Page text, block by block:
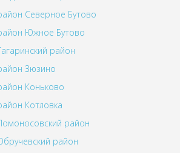
Северное Бутово
Южное Бутово
район
Зюзино
Коньково
Котловка
район
район